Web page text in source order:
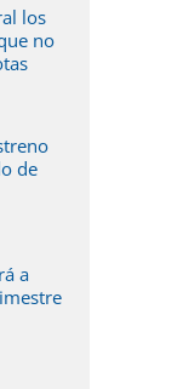
en
los
no
de
a